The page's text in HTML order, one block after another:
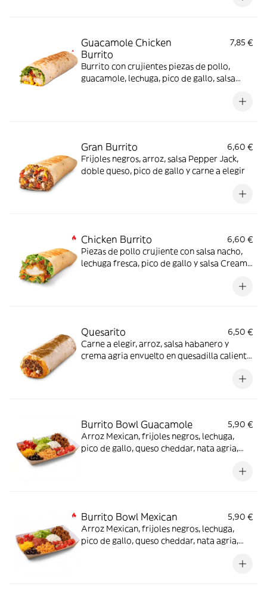
Guacamole Chicken
Burrito
7,85 €
Burrito con crujientes piezas de pollo,
guacamole, lechuga, pico de gallo, salsa
Gran Burrito
6,60 €
Frijoles negros, arroz, salsa Pepper Jack,
doble queso, pico de gallo y carne a elegir
Chicken Burrito
6,60 €
Piezas de pollo crujiente con salsa nacho,
lechuga fresca, pico de gallo y salsa Creamy
Quesarito
6,50 €
Carne a elegir, arroz, salsa habanero y
crema agria envuelto en quesadilla caliente
Burrito Bowl Guacamole
5,90 €
Arroz Mexican, frijoles negros, lechuga,
pico de gallo, queso cheddar, nata agria,
Burrito Bowl Mexican
5,90 €
Arroz Mexican, frijoles negros, lechuga,
pico de gallo, queso cheddar, nata agria,